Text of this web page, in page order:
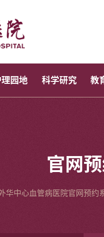
园地 科学研究 教
官网
华中心血管病医院官网预约